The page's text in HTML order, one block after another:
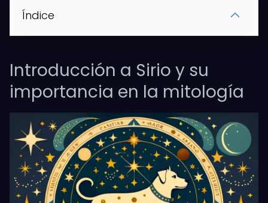
Índice
Introducción a Sirio y su
importancia en la mitología